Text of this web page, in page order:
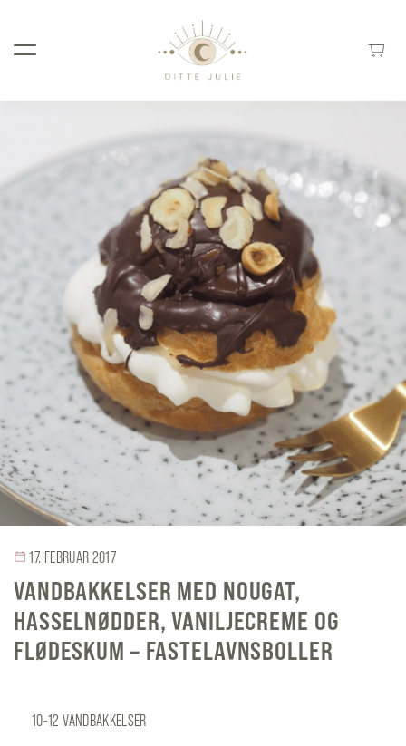
17. FEBRUAR 2017
VANDBAKKELSER MED NOUGAT,
HASSELNØDDER, VANILJECREME OG
FLØDESKUM – FASTELAVNSBOLLER
10-12 VANDBAKKELSER